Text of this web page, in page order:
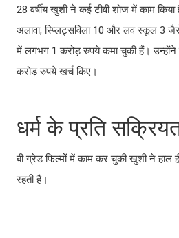
28 वर्षीय खुशी ने कई टीवी शोज में काम
अलावा, स्प्लिट्सविला 10 और लव स्कूल 3 जैसे
में लगभग 1 करोड़ रुपये कमा चुकी हैं। उन्होंने
करोड़ रुपये खर्च किए।
धर्म के प्रति
बी ग्रेड फिल्मों में काम कर चुकी खुशी ने हाल
रहती हैं।